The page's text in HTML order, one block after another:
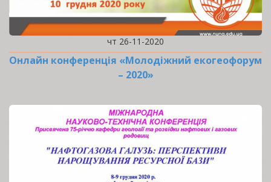
чт 26-11-2020
Онлайн конференція «Молодіжний екогеофорум
– 2020»